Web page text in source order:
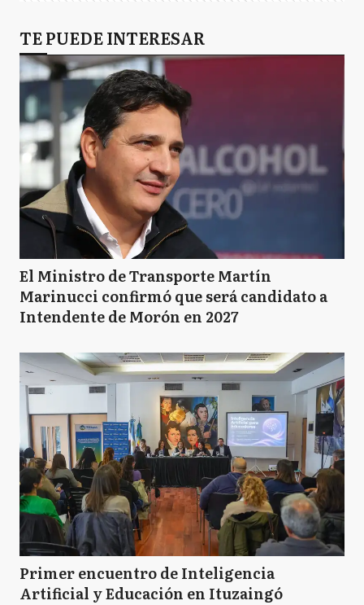
TE PUEDE INTERESAR
El Ministro de Transporte Martín
Marinucci confirmó que será candidato a
Intendente de Morón en 2027
Primer encuentro de Inteligencia
Artificial y Educación en Ituzaingó